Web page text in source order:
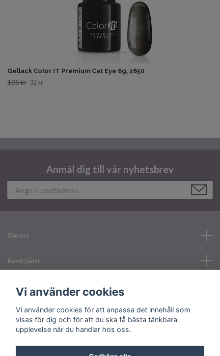
Gellack Color IT Premium Cat Eye 6g, 2850
105 kr 32 kr
Anmäl dig till vår nyhetsbrev
Om oss
Kundtjänst
Läs mer
Sociala medier
Vi använder cookies
Vi använder cookies för att anpassa det innehåll som
visas för dig och för att du ska få bästa tänkbara
upplevelse när du handlar hos oss.